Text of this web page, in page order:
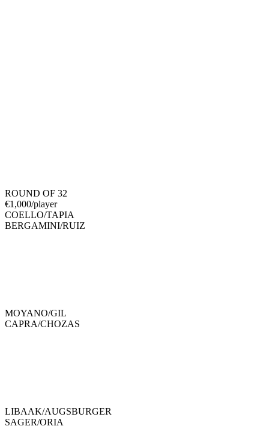
ROUND OF 32
€1,000/player
COELLO/TAPIA
BERGAMINI/RUIZ
MOYANO/GIL
CAPRA/CHOZAS
LIBAAK/AUGSBURGER
SAGER/ORIA